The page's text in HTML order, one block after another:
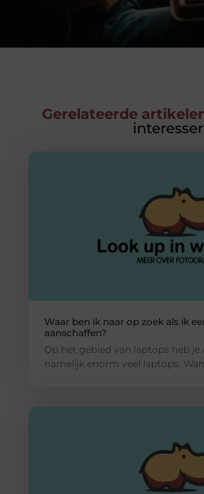
Gerelateerde
Waar ben ik naar op zoek als ik
aanschaffen?
Op het gebied van laptops heb je
namelijk enorm veel laptops.